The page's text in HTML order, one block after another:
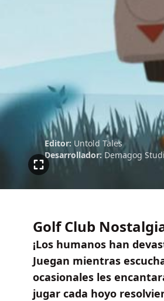
Editor: Untold Tales
Desarrollador: Demagog
Golf Club
¡Los humanos han
Juegan mientras
ocasionales les
jugar cada hoyo